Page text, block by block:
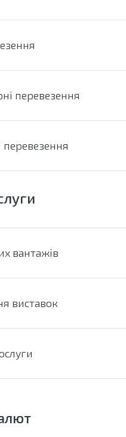
перевезення
вантажів
виставок